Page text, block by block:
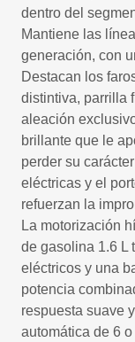
dentro del
Mantiene las
generación, con
Destacan los
distintiva, parrilla
aleación
brillante que le
perder su
eléctricas y el
refuerzan la
La motorización
de gasolina 1.6 L
eléctricos y una
potencia
respuesta suave
automática de 6